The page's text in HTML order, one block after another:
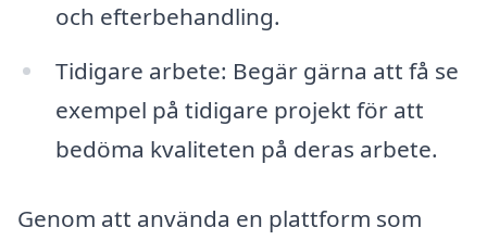
och efterbehandling.
Tidigare arbete: Begär gärna att få se
exempel på tidigare projekt för att
bedöma kvaliteten på deras arbete.
Genom att använda en plattform som